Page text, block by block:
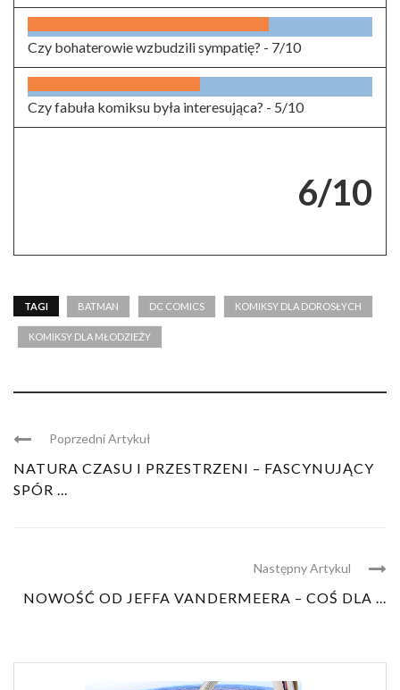
Czy bohaterowie wzbudzili sympatię? - 7/10
Czy fabuła komiksu była interesująca? - 5/10
6/10
TAGI BATMAN DC COMICS KOMIKSY DLA DOROSŁYCH
KOMIKSY DLA MŁODZIEŻY
Poprzedni Artykuł
NATURA CZASU I PRZESTRZENI – FASCYNUJĄCY
SPÓR ...
Następny Artykul
NOWOŚĆ OD JEFFA VANDERMEERA – COŚ DLA ...